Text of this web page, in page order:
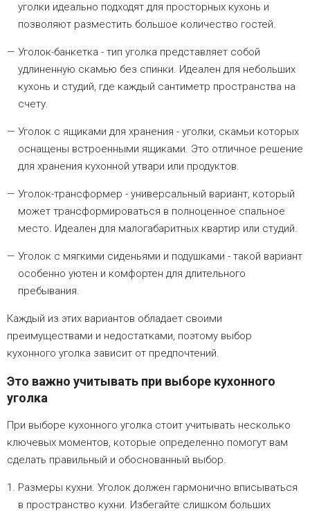
уголки идеально подходят для просторных кухонь и
позволяют разместить большое количество гостей.
Уголок-банкетка - тип уголка представляет собой
удлиненную скамью без спинки. Идеален для небольших
кухонь и студий, где каждый сантиметр пространства на
счету.
Уголок с ящиками для хранения - уголки, скамьи которых
оснащены встроенными ящиками. Это отличное решение
для хранения кухонной утвари или продуктов.
Уголок-трансформер - универсальный вариант, который
может трансформироваться в полноценное спальное
место. Идеален для малогабаритных квартир или студий.
Уголок с мягкими сиденьями и подушками - такой вариант
особенно уютен и комфортен для длительного
пребывания.
Каждый из этих вариантов обладает своими
преимуществами и недостатками, поэтому выбор
кухонного уголка зависит от предпочтений.
Это важно учитывать при выборе кухонного
уголка
При выборе кухонного уголка стоит учитывать несколько
ключевых моментов, которые определенно помогут вам
сделать правильный и обоснованный выбор.
Размеры кухни. Уголок должен гармонично вписываться
в пространство кухни. Избегайте слишком больших